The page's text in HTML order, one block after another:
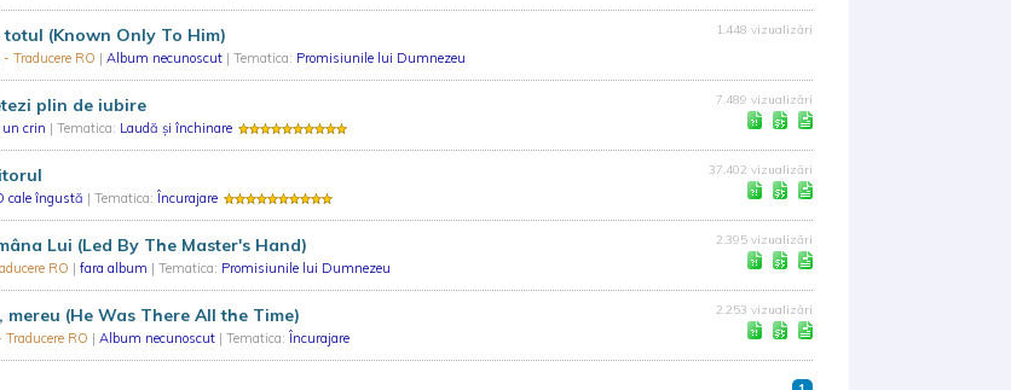
totul (Known Only To Him)
Traducere RO | Album necunoscut | Tematica: Promisiunile lui Dumnezeu
1.448 vizualizări
plin de iubire
un crin | Tematica: Laudă și închinare
7.489 vizualizări
cale îngustă | Tematica: Încurajare
37.402 vizualizări
Lui (Led By The Master's Hand)
RO | fara album | Tematica: Promisiunile lui Dumnezeu
2.395 vizualizări
mereu (He Was There All the Time)
RO | Album necunoscut | Tematica: Încurajare
2.253 vizualizări